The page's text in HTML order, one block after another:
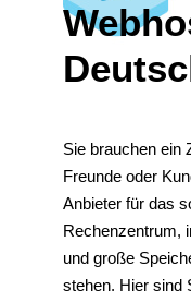
Sie brauchen ein
Freunde oder
Anbieter für das
Rechenzentrum,
und große
stehen. Hier sind